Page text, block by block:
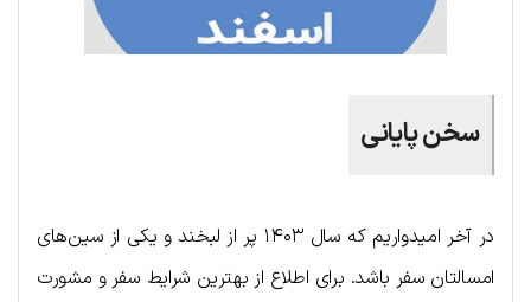
سخن پایانی
در آخر امیدواریم که سال ۱۴۰۳ پر از لبخند و یکی از سین‌های
امسالتان سفر باشد. برای اطلاع از بهترین شرایط سفر و مشورت